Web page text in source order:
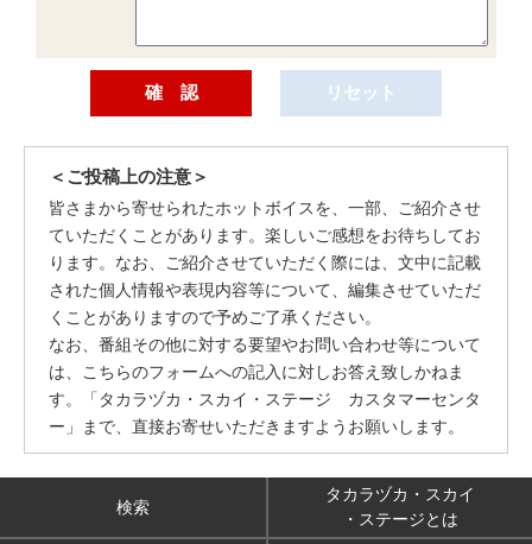
＜ご投稿上の注意＞
皆さまから寄せられたホットボイスを、一部、ご紹介させ
ていただくことがあります。楽しいご感想をお待ちしてお
ります。なお、ご紹介させていただく際には、文中に記載
された個人情報や表現内容等について、編集させていただ
くことがありますので予めご了承ください。
なお、番組その他に対する要望やお問い合わせ等について
は、こちらのフォームへの記入に対しお答え致しかねま
す。「タカラヅカ・スカイ・ステージ カスタマーセンタ
ー」まで、直接お寄せいただきますようお願いします。
検索
タカラヅカ・スカイ
・ステージとは